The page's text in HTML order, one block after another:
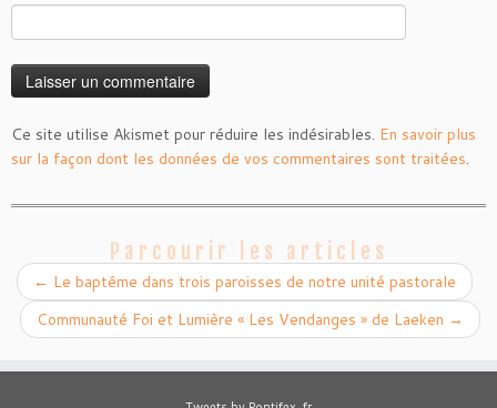
Ce site utilise Akismet pour réduire les indésirables. En savoir plus
sur la façon dont les données de vos commentaires sont traitées.
Parcourir les articles
← Le baptême dans trois paroisses de notre unité pastorale
Communauté Foi et Lumière « Les Vendanges » de Laeken →